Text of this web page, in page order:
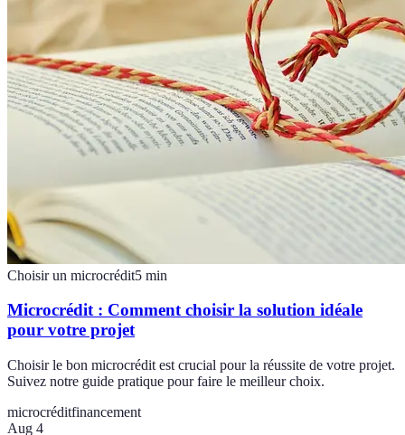
Choisir un microcrédit5 min
Microcrédit : Comment choisir la solution idéale
pour votre projet
Choisir le bon microcrédit est crucial pour la réussite de votre projet.
Suivez notre guide pratique pour faire le meilleur choix.
microcréditfinancement
Aug 4